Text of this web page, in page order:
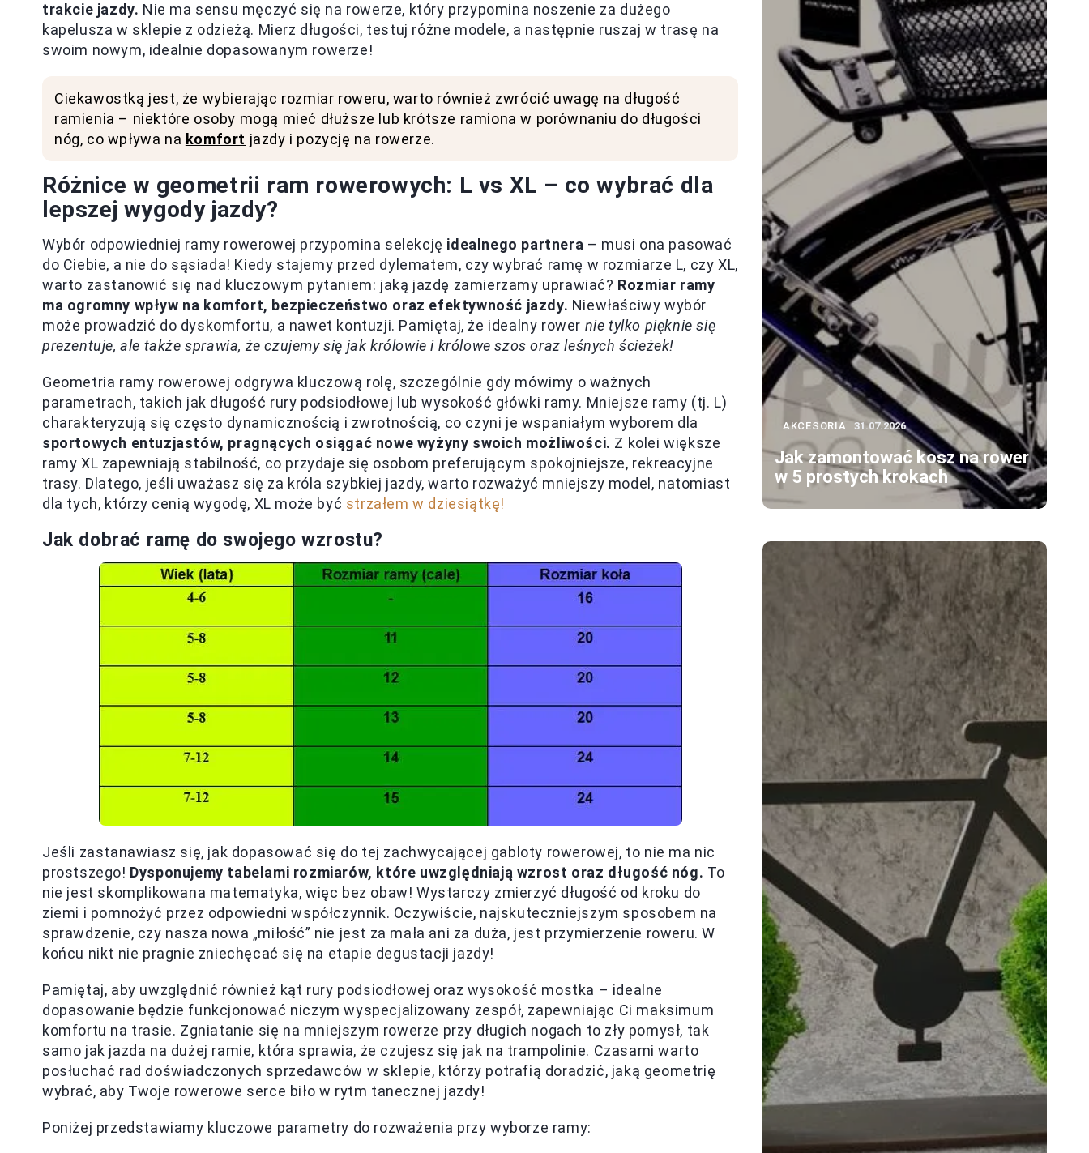
trakcie jazdy. Nie ma sensu męczyć się na rowerze, który przypomina noszenie za dużego
kapelusza w sklepie z odzieżą. Mierz długości, testuj różne modele, a następnie ruszaj w trasę na
swoim nowym, idealnie dopasowanym rowerze!
Ciekawostką jest, że wybierając rozmiar roweru, warto również zwrócić uwagę na długość
ramienia – niektóre osoby mogą mieć dłuższe lub krótsze ramiona w porównaniu do długości
nóg, co wpływa na komfort jazdy i pozycję na rowerze.
Różnice w geometrii ram rowerowych: L vs XL – co wybrać dla
lepszej wygody jazdy?
Wybór odpowiedniej ramy rowerowej przypomina selekcję idealnego partnera – musi ona pasować
do Ciebie, a nie do sąsiada! Kiedy stajemy przed dylematem, czy wybrać ramę w rozmiarze L, czy XL,
warto zastanowić się nad kluczowym pytaniem: jaką jazdę zamierzamy uprawiać? Rozmiar ramy
ma ogromny wpływ na komfort, bezpieczeństwo oraz efektywność jazdy. Niewłaściwy wybór
może prowadzić do dyskomfortu, a nawet kontuzji. Pamiętaj, że idealny rower nie tylko pięknie się
prezentuje, ale także sprawia, że czujemy się jak królowie i królowe szos oraz leśnych ścieżek!
Geometria ramy rowerowej odgrywa kluczową rolę, szczególnie gdy mówimy o ważnych
parametrach, takich jak długość rury podsiodłowej lub wysokość główki ramy. Mniejsze ramy (tj. L)
charakteryzują się często dynamicznością i zwrotnością, co czyni je wspaniałym wyborem dla
sportowych entuzjastów, pragnących osiągać nowe wyżyny swoich możliwości. Z kolei większe
ramy XL zapewniają stabilność, co przydaje się osobom preferującym spokojniejsze, rekreacyjne
trasy. Dlatego, jeśli uważasz się za króla szybkiej jazdy, warto rozważyć mniejszy model, natomiast
dla tych, którzy cenią wygodę, XL może być strzałem w dziesiątkę!
Jak dobrać ramę do swojego wzrostu?
Jeśli zastanawiasz się, jak dopasować się do tej zachwycającej gabloty rowerowej, to nie ma nic
prostszego! Dysponujemy tabelami rozmiarów, które uwzględniają wzrost oraz długość nóg. To
nie jest skomplikowana matematyka, więc bez obaw! Wystarczy zmierzyć długość od kroku do
ziemi i pomnożyć przez odpowiedni współczynnik. Oczywiście, najskuteczniejszym sposobem na
sprawdzenie, czy nasza nowa „miłość” nie jest za mała ani za duża, jest przymierzenie roweru. W
końcu nikt nie pragnie zniechęcać się na etapie degustacji jazdy!
Pamiętaj, aby uwzględnić również kąt rury podsiodłowej oraz wysokość mostka – idealne
dopasowanie będzie funkcjonować niczym wyspecjalizowany zespół, zapewniając Ci maksimum
komfortu na trasie. Zgniatanie się na mniejszym rowerze przy długich nogach to zły pomysł, tak
samo jak jazda na dużej ramie, która sprawia, że czujesz się jak na trampolinie. Czasami warto
posłuchać rad doświadczonych sprzedawców w sklepie, którzy potrafią doradzić, jaką geometrię
wybrać, aby Twoje rowerowe serce biło w rytm tanecznej jazdy!
Poniżej przedstawiamy kluczowe parametry do rozważenia przy wyborze ramy:
AKCESORIA 31.07.2026
Jak zamontować kosz na rower
w 5 prostych krokach